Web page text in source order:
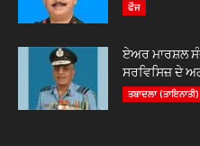
ਫੌਜ
ਏਅਰ ਮਾਰਸ਼ਲ
ਸਰਵਿਸਿਜ਼ ਦੇ
ਤਬਾਦਲਾ (ਤਾਇਨਾਤੀ)